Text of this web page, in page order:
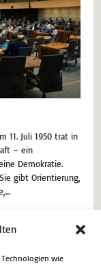
wie
11. Juli 1950 trat in
– ein
Demokratie.
gibt Orientierung,